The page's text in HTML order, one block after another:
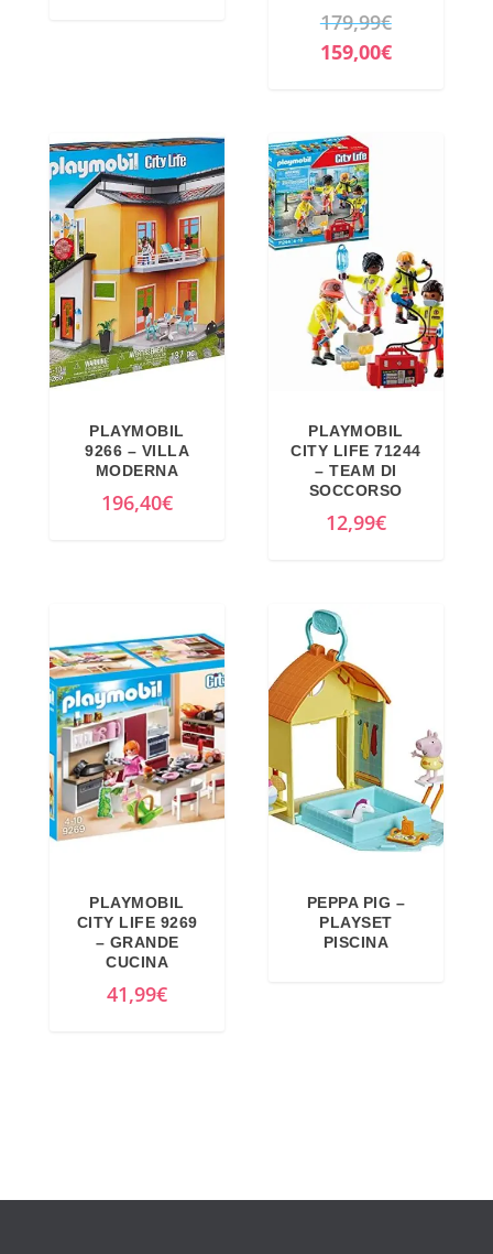
3
5
,
5
1
€
.
5
€
.
179,99€I
l
o
r
i
g
i
a
l
e
9
9
€
.
159,00€I
o
a
t
t
u
l
e
è
0
PLAYMOBIL
9266 – VILLA
MODERNA
196,40€
PLAYMOBIL
CITY LIFE 71244
– TEAM DI
SOCCORSO
12,99€
PLAYMOBIL
CITY LIFE 9269
– GRANDE
CUCINA
41,99€
PEPPA PIG –
PLAYSET
PISCINA